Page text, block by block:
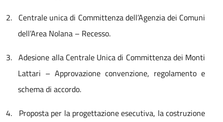
2. Centrale unica di Committenza dell’Agenzia dei Comuni
dell’Area Nolana – Recesso.
3. Adesione alla Centrale Unica di Committenza dei Monti
Lattari – Approvazione convenzione, regolamento e
schema di accordo.
4.
Proposta per la progettazione esecutiva, la costruzione